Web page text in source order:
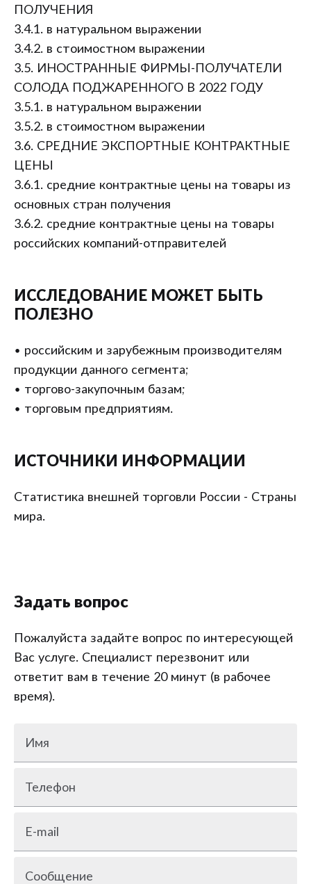
ПОЛУЧЕНИЯ
3.4.1. в натуральном выражении
3.4.2. в стоимостном выражении
3.5. ИНОСТРАННЫЕ ФИРМЫ-ПОЛУЧАТЕЛИ
СОЛОДА ПОДЖАРЕННОГО В 2022 ГОДУ
3.5.1. в натуральном выражении
3.5.2. в стоимостном выражении
3.6. СРЕДНИЕ ЭКСПОРТНЫЕ КОНТРАКТНЫЕ
ЦЕНЫ
3.6.1. средние контрактные цены на товары из
основных стран получения
3.6.2. средние контрактные цены на товары
российских компаний-отправителей
ИССЛЕДОВАНИЕ МОЖЕТ БЫТЬ
ПОЛЕЗНО
• российским и зарубежным производителям
продукции данного сегмента;
• торгово-закупочным базам;
• торговым предприятиям.
ИСТОЧНИКИ ИНФОРМАЦИИ
Статистика внешней торговли России - Страны
мира.
Задать вопрос
Пожалуйста задайте вопрос по интересующей
Вас услуге. Специалист перезвонит или
ответит вам в течение 20 минут (в рабочее
время).
Имя
Телефон
E-mail
Сообщение